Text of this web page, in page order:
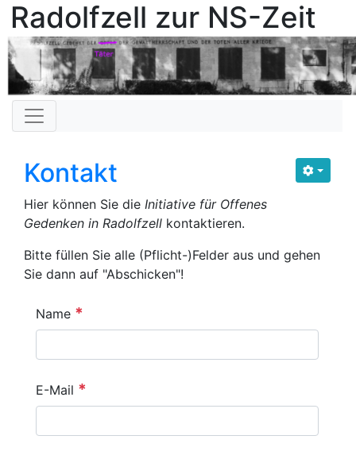
Radolfzell zur NS-Zeit
Kontakt
Hier können Sie die Initiative für Offenes
Gedenken in Radolfzell kontaktieren.
Bitte füllen Sie alle (Pflicht-)Felder aus und gehen
Sie dann auf "Abschicken"!
Name *
E-Mail *